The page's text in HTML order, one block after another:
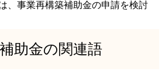
、事業再構築補助金の申請を検討
助金の関連語